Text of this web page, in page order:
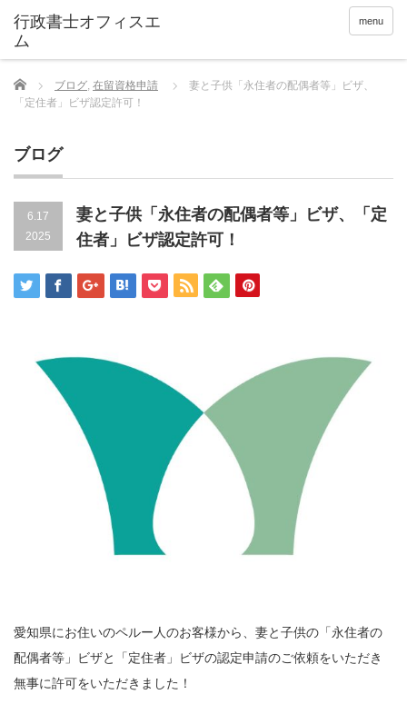
menu
Home ブログ, 在留資格申請
妻と子供「永住者の配偶者等」ビザ、
「定住者」ビザ認定許可！
ブログ
6.17
2025
妻と子供「永住者の配偶者等」ビザ、「定
住者」ビザ認定許可！
愛知県にお住いのペルー人のお客様から、妻と子供の「永住者の
配偶者等」ビザと「定住者」ビザの認定申請のご依頼をいただき
無事に許可をいただきました！